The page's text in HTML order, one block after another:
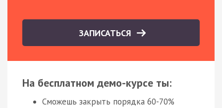
ЗАПИСАТЬСЯ
На бесплатном демо-курсе ты:
Сможешь закрыть порядка 60-70%